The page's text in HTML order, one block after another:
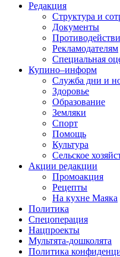
Редакция
Структура и
Документы
Рекламодателям
Специальная
Купино–информ
Служба дни и
Здоровье
Образование
Земляки
Спорт
Помощь
Культура
Сельское
Акции редакции
Промоакция
Рецепты
На кухне Маяка
Политика
Спецоперация
Нацпроекты
Мультята-дошколята
Политика